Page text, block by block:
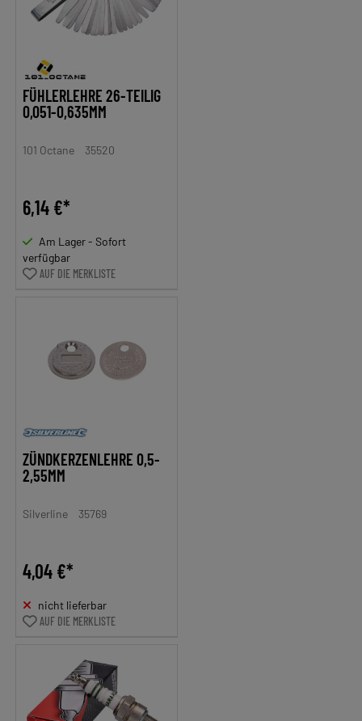
FÜHLERLEHRE 26-TEILIG
0,051-0,635MM
101 Octane 35520
6,14 €*
Am Lager - Sofort
verfügbar
AUF DIE MERKLISTE
ZÜNDKERZENLEHRE 0,5-
2,55MM
Silverline 35769
4,04 €*
nicht lieferbar
AUF DIE MERKLISTE